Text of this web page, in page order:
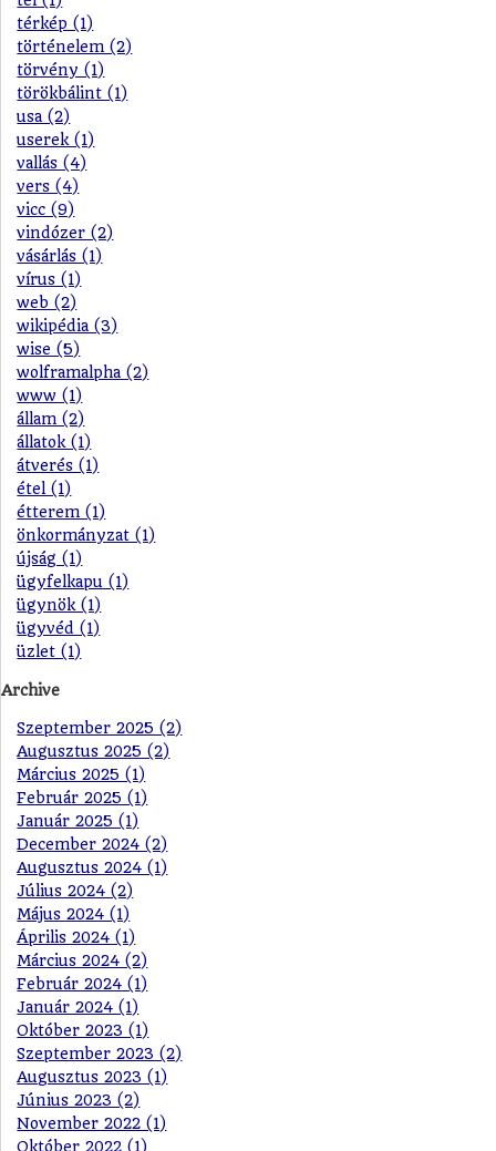
térkép (1)
történelem (2)
törvény (1)
törökbálint (1)
usa (2)
userek (1)
vallás (4)
vers (4)
vicc (9)
vindózer (2)
vásárlás (1)
vírus (1)
web (2)
wikipédia (3)
wise (5)
wolframalpha (2)
www (1)
állam (2)
állatok (1)
átverés (1)
étel (1)
étterem (1)
önkormányzat (1)
újság (1)
ügyfelkapu (1)
ügynök (1)
ügyvéd (1)
üzlet (1)
Archive
Szeptember 2025 (2)
Augusztus 2025 (2)
Március 2025 (1)
Február 2025 (1)
Január 2025 (1)
December 2024 (2)
Augusztus 2024 (1)
Július 2024 (2)
Május 2024 (1)
Április 2024 (1)
Március 2024 (2)
Február 2024 (1)
Január 2024 (1)
Október 2023 (1)
Szeptember 2023 (2)
Augusztus 2023 (1)
Június 2023 (2)
November 2022 (1)
Október 2022 (1)